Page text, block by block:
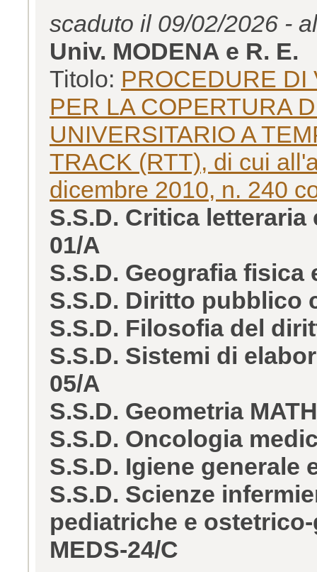
scaduto il 09/02/2026 -
Univ. MODENA e R. E.
Titolo: PROCEDURE DI
PER LA COPERTURA
UNIVERSITARIO A
TRACK (RTT), di cui
dicembre 2010, n. 240
S.S.D. Critica
01/A
S.S.D. Geografia fisica
S.S.D. Diritto pubblico
S.S.D. Filosofia del
S.S.D. Sistemi di
05/A
S.S.D. Geometria
S.S.D. Oncologia
S.S.D. Igiene generale
S.S.D. Scienze
pediatriche e
MEDS-24/C